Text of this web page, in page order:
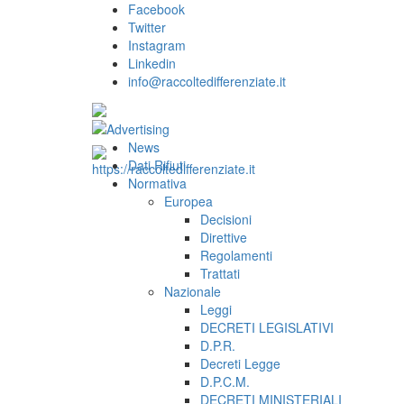
Facebook
Twitter
Instagram
Linkedin
info@raccoltedifferenziate.it
News
Dati Rifiuti
Normativa
Europea
Decisioni
Direttive
Regolamenti
Trattati
Nazionale
Leggi
DECRETI LEGISLATIVI
D.P.R.
Decreti Legge
D.P.C.M.
DECRETI MINISTERIALI